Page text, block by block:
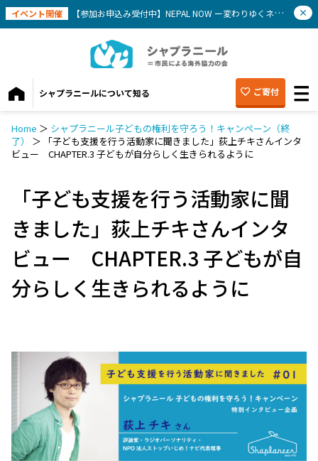
イベント開催 【参加お申込み受付中】NEPAL NOW ー変わりゆくネパールを知ろう(9/12）
シャプラニールについて知る ご寄付
Home ＞ シャプラニール子どもの権利を守ろう！キャンペーン（終
了）
＞
「子ども支援を行う活動家に聞きました」荻上チキさんインタ
ビュー CHAPTER.3 子どもが自分らしく生きられるように
「子ども支援を行う活動家に聞
きました」荻上チキさんインタ
ビュー CHAPTER.3 子どもが自
分らしく生きられるように